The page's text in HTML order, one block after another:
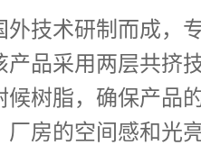
技术研制而成，
品采用两层共挤
树脂，确保产品
房的空间感和光